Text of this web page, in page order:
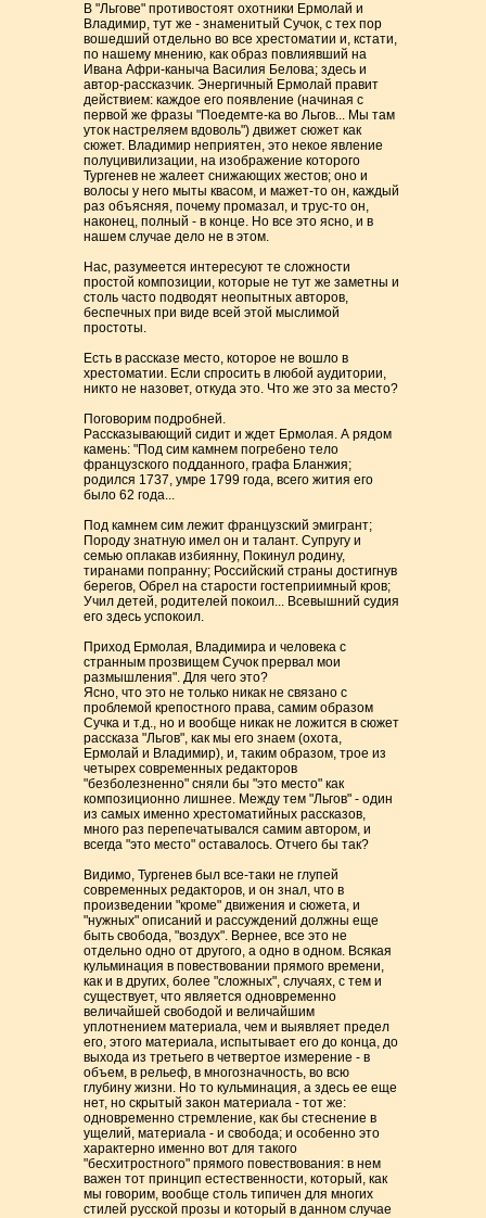
В "Льгове" противостоят охотники Ермолай и
Владимир, тут же - знаменитый Сучок, с тех пор
вошедший отдельно во все хрестоматии и, кстати,
по нашему мнению, как образ повлиявший на
Ивана Афри-каныча Василия Белова; здесь и
автор-рассказчик. Энергичный Ермолай правит
действием: каждое его появление (начиная с
первой же фразы "Поедемте-ка во Льгов... Мы там
уток настреляем вдоволь") движет сюжет как
сюжет. Владимир неприятен, это некое явление
полуцивилизации, на изображение которого
Тургенев не жалеет снижающих жестов; оно и
волосы у него мыты квасом, и мажет-то он, каждый
раз объясняя, почему промазал, и трус-то он,
наконец, полный - в конце. Но все это ясно, и в
нашем случае дело не в этом.
Нас, разумеется интересуют те сложности
простой композиции, которые не тут же заметны и
столь часто подводят неопытных авторов,
беспечных при виде всей этой мыслимой
простоты.
Есть в рассказе место, которое не вошло в
хрестоматии. Если спросить в любой аудитории,
никто не назовет, откуда это. Что же это за место?
Поговорим подробней.
Рассказывающий сидит и ждет Ермолая. А рядом
камень: "Под сим камнем погребено тело
французского подданного, графа Бланжия;
родился 1737, умре 1799 года, всего жития его
было 62 года...
Под камнем сим лежит французский эмигрант;
Породу знатную имел он и талант. Супругу и
семью оплакав избиянну, Покинул родину,
тиранами попранну; Российский страны достигнув
берегов, Обрел на старости гостеприимный кров;
Учил детей, родителей покоил... Всевышний судия
его здесь успокоил.
Приход Ермолая, Владимира и человека с
странным прозвищем Сучок прервал мои
размышления". Для чего это?
Ясно, что это не только никак не связано с
проблемой крепостного права, самим образом
Сучка и т.д., но и вообще никак не ложится в сюжет
рассказа "Льгов", как мы его знаем (охота,
Ермолай и Владимир), и, таким образом, трое из
четырех современных редакторов
"безболезненно" сняли бы "это место" как
композиционно лишнее. Между тем "Льгов" - один
из самых именно хрестоматийных рассказов,
много раз перепечатывался самим автором, и
всегда "это место" оставалось. Отчего бы так?
Видимо, Тургенев был все-таки не глупей
современных редакторов, и он знал, что в
произведении "кроме" движения и сюжета, и
"нужных" описаний и рассуждений должны еще
быть свобода, "воздух". Вернее, все это не
отдельно одно от другого, а одно в одном. Всякая
кульминация в повествовании прямого времени,
как и в других, более "сложных", случаях, с тем и
существует, что является одновременно
величайшей свободой и величайшим
уплотнением материала, чем и выявляет предел
его, этого материала, испытывает его до конца, до
выхода из третьего в четвертое измерение - в
объем, в рельеф, в многозначность, во всю
глубину жизни. Но то кульминация, а здесь ее еще
нет, но скрытый закон материала - тот же:
одновременно стремление, как бы стеснение в
ущелий, материала - и свобода; и особенно это
характерно именно вот для такого
"бесхитростного" прямого повествования: в нем
важен тот принцип естественности, который, как
мы говорим, вообще столь типичен для многих
стилей русской прозы и который в данном случае